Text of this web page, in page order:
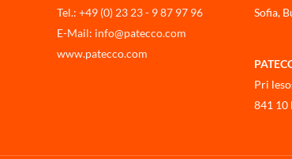
Tel.: +49 (0) 23 23 - 9 87 97 96
E-Mail: info@patecco.com
www.patecco.com
Sofia,
Pri
841 10